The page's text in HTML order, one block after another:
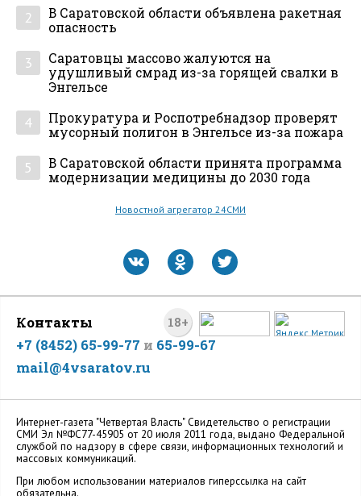
2
В Саратовской области объявлена ракетная
опасность
3
Саратовцы массово жалуются на
удушливый смрад из-за горящей свалки в
Энгельсе
4
Прокуратура и Роспотребнадзор проверят
мусорный полигон в Энгельсе из-за пожара
5
В Саратовской области принята программа
модернизации медицины до 2030 года
Новостной агрегатор 24СМИ
18+
Контакты
+7 (8452) 65-99-77 и 65-99-67
mail@4vsaratov.ru
Интернет-газета "Четвертая Власть" Cвидетельство о регистрации
СМИ Эл №ФС77-45905 от 20 июля 2011 года, выдано Федеральной
службой по надзору в сфере связи, информационных технологий и
массовых коммуникаций.
При любом использовании материалов гиперссылка на сайт